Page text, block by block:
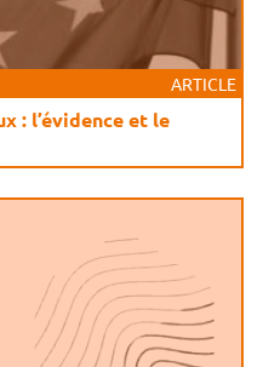
ARTICLE
: l’évidence et le